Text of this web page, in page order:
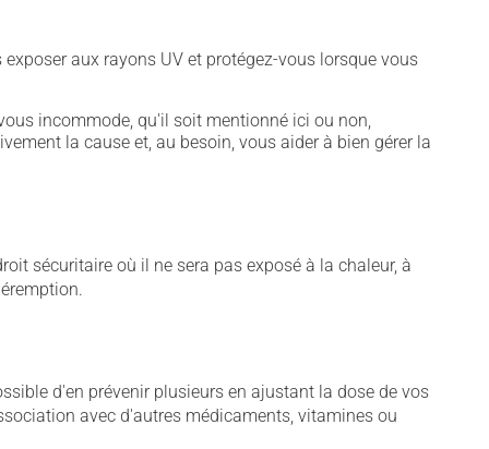
aux rayons UV et protégez-vous lorsque vous
incommode, qu'il soit mentionné ici ou non,
la cause et, au besoin, vous aider à bien gérer la
sécuritaire où il ne sera pas exposé à la chaleur, à
d'en prévenir plusieurs en ajustant la dose de vos
avec d'autres médicaments, vitamines ou